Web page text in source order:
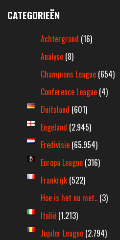
CATEGORIEËN
Achtergrond (16)
Analyse (8)
Champions League (654)
Conference League (4)
Duitsland (601)
Engeland (2.945)
Eredivisie (65.954)
Europa League (316)
Frankrijk (522)
Hoe is het nu met.. (3)
Italië (1.213)
Jupiler League (2.794)